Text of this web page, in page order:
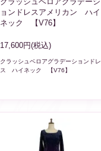
ョンドレスアメリカン ハイ
ネック 【V76】
17,600円(税込)
クラッシュベロアグラデーションドレ
ス ハイネック 【V76】